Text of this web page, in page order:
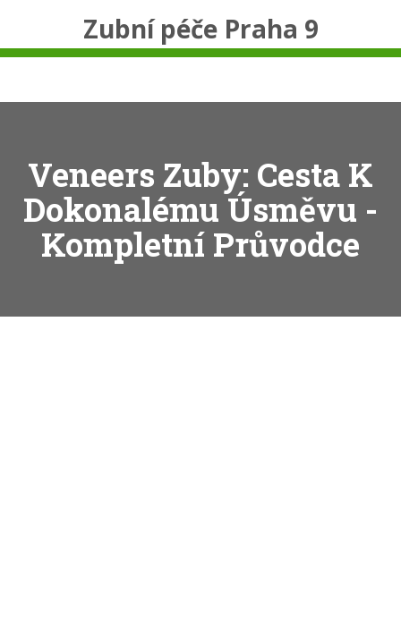
Zubní péče Praha 9
Veneers Zuby: Cesta K
Dokonalému Úsměvu -
Kompletní Průvodce